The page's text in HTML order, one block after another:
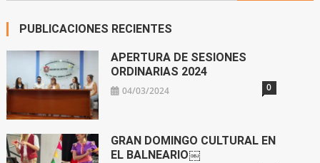
PUBLICACIONES RECIENTES
APERTURA DE SESIONES
ORDINARIAS 2024
04/03/2024 0
GRAN DOMINGO CULTURAL EN
EL BALNEARIO￼